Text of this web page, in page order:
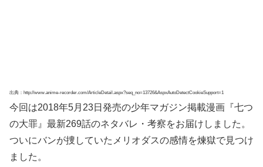
出典：http://www.anime-recorder.com/ArticleDetail.aspx?seq_no=13726&AspxAutoDetectCookieSupport=1
今回は2018年5月23日発売の少年マガジン掲載漫画『七つ
の大罪』最新269話のネタバレ・考察をお届けしました。
ついにバンが捜していたメリオダスの感情を煉獄で見つけ
ました。